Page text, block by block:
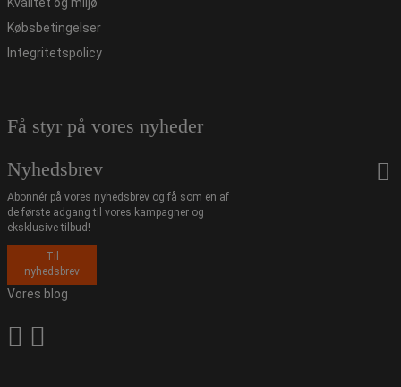
Købsbetingelser
Integritetspolicy
Få styr på vores nyheder
Nyhedsbrev
Abonnér på vores nyhedsbrev og få som en af
de første adgang til vores kampagner og
eksklusive tilbud!
Til
nyhedsbrev
Vores blog